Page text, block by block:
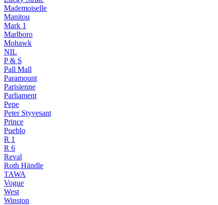
Mademoiselle
Manitou
Mark 1
Marlboro
Mohawk
NIL
P & S
Pall Mall
Paramount
Parisienne
Parliament
Pepe
Peter Styvesant
Prince
Pueblo
R 1
R 6
Reval
Roth Händle
TAWA
Vogue
West
Winston